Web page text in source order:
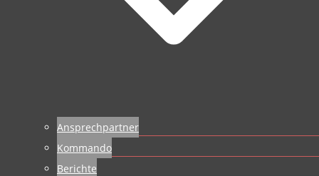
Ansprechpartner
Kommando
Berichte